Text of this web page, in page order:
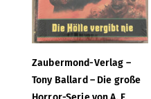
Zaubermond-Verlag –
Tony Ballard – Die große